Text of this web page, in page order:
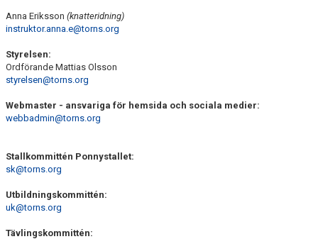
STÖTTA TORNS
Anna Eriksson (knatteridning)
instruktor.anna.e@torns.org
Styrelsen:
Ordförande Mattias Olsson
styrelsen@torns.org
Webmaster - ansvariga för hemsida och sociala medier:
webbadmin@torns.org
Stallkommittén Ponnystallet:
sk@torns.org
Utbildningskommittén:
uk@torns.org
Tävlingskommittén: